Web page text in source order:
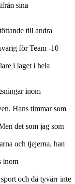
sina
till andra
för Team -10
i laget i hela
inom
Hans timmar som
det som jag som
och tjejerna, han
inom
och då tyvärr inte